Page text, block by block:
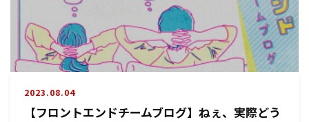
2023.08.04
【フロントエンドチームブログ】ねぇ、実際どう